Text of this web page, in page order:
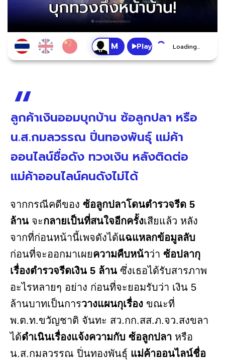
Play Loading...
ลูกค้าเงินออมบุกบ้าน ซ้อลูกปลา หรือ
น.ส.กมลวรรณ ปิ่นทองพันธุ์ แม่ค้า
ออนไลน์ชื่อดัง ทวงเงิน หลังติดต่อ
แม่ค้าออนไลน์คนดังไม่ได้
จากกรณีคดีของ ซ้อลูกปลาโดนตำรวจรีด 5
ล้าน จะกลายเป็นที่สนใจอีกครั้งเสียแล้ว หลัง
จากที่ก่อนหน้านี้เพจดังได้แฉแหลกข้อมูลลับ
ก่อนที่จะออกมาเผยความคืบหน้าว่า ซ้อปลากุ
เรื่องตำรวจรีดเงิน 5 ล้าน ซึ่งเธอได้รับสารภาพ
อะไรหลายๆ อย่าง ก่อนที่จะยอมรับว่า เงิน 5
ล้านบาทเป็นการ​วางแผนกุเรื่อง ขณะที่
พ.ต.ท.ขวัญชาติ​ จันทะ​ สว.กก.สส.ภ.จว.สงขลา​
ได้ดำเนินเรื่องแจ้งความกับ ซ้อลูกปลา หรือ
น.ส.กมลวรรณ ปิ่นทองพันธุ์ แม่ค้าออนไลน์ชื่อ